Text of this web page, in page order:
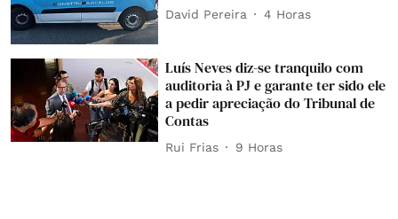
David Pereira 4 Horas
Luís Neves diz-se tranquilo com
auditoria à PJ e garante ter sido ele
a pedir apreciação do Tribunal de
Contas
Rui Frias 9 Horas